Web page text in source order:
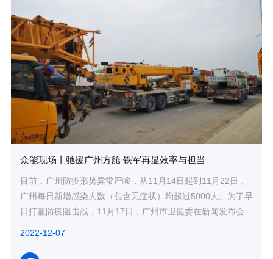
众能现场丨驰援广州方舱 铁军再显效率与担当
目前，广州防疫形势异常严峻，从11月14日起到11月22日，
广州每日新增感染人数（包含无症状）均超过5000人。为了早
日打赢防疫阻击战，11月17日，广州市卫健委在新闻发布会中
2022-12-07